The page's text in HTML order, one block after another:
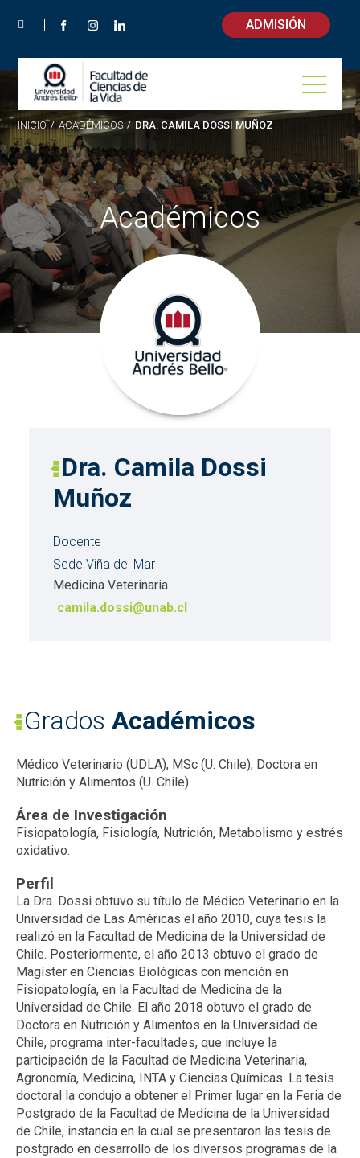
ADMISIÓN
INICIO / ACADÉMICOS / DRA. CAMILA DOSSI MUÑOZ
Académicos
Dra. Camila Dossi
Muñoz
Docente
Sede Viña del Mar
Medicina Veterinaria
camila.dossi@unab.cl
Grados Académicos
Médico Veterinario (UDLA), MSc (U. Chile), Doctora en
Nutrición y Alimentos (U. Chile)
Área de Investigación
Fisiopatología, Fisiología, Nutrición, Metabolismo y estrés
oxidativo.
Perfil
La Dra. Dossi obtuvo su título de Médico Veterinario en la
Universidad de Las Américas el año 2010, cuya tesis la
realizó en la Facultad de Medicina de la Universidad de
Chile. Posteriormente, el año 2013 obtuvo el grado de
Magíster en Ciencias Biológicas con mención en
Fisiopatología, en la Facultad de Medicina de la
Universidad de Chile. El año 2018 obtuvo el grado de
Doctora en Nutrición y Alimentos en la Universidad de
Chile, programa inter-facultades, que incluye la
participación de la Facultad de Medicina Veterinaria,
Agronomía, Medicina, INTA y Ciencias Químicas. La tesis
doctoral la condujo a obtener el Primer lugar en la Feria de
Postgrado de la Facultad de Medicina de la Universidad
de Chile, instancia en la cual se presentaron las tesis de
postgrado en desarrollo de los diversos programas de la